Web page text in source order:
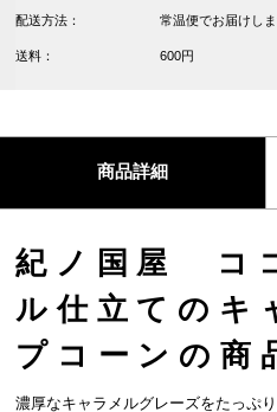
配送方法： 常温便でお届けし
送料： 600円
商品詳細
紀ノ国屋 コ
ル仕立てのキ
プコーンの商
濃厚なキャラメルグレーズをたっぷ